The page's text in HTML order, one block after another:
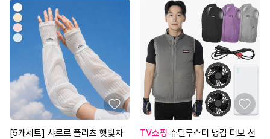
[5개세트] 샤르르 플리츠 햇빛차
TV쇼핑